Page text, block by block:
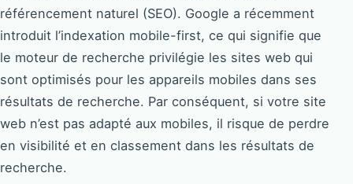
référencement naturel (SEO). Google a récemment
introduit l’indexation mobile-first, ce qui signifie que
le moteur de recherche privilégie les sites web qui
sont optimisés pour les appareils mobiles dans ses
résultats de recherche. Par conséquent, si votre site
web n’est pas adapté aux mobiles, il risque de perdre
en visibilité et en classement dans les résultats de
recherche.